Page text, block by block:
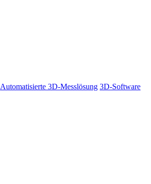
Automatisierte 3D-Messlösung 3D-Software